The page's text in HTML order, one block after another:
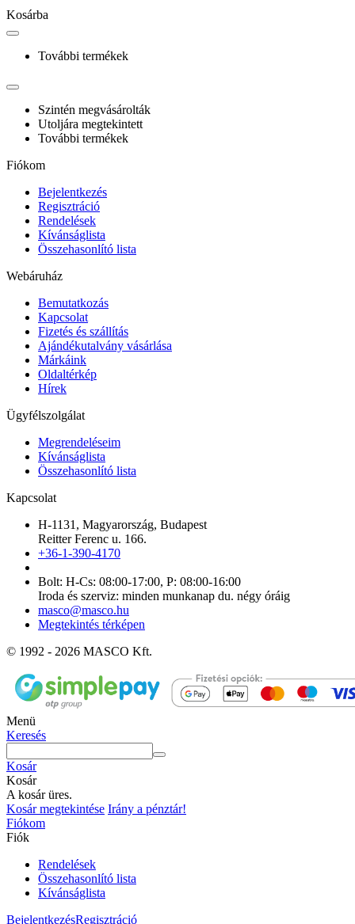
Kosárba
További termékek
Szintén megvásárolták
Utoljára megtekintett
További termékek
Fiókom
Bejelentkezés
Regisztráció
Rendelések
Kívánságlista
Összehasonlító lista
Webáruház
Bemutatkozás
Kapcsolat
Fizetés és szállítás
Ajándékutalvány vásárlása
Márkáink
Oldaltérkép
Hírek
Ügyfélszolgálat
Megrendeléseim
Kívánságlista
Összehasonlító lista
Kapcsolat
H-1131, Magyarország, Budapest
Reitter Ferenc u. 166.
+36-1-390-4170
Bolt: H-Cs: 08:00-17:00, P: 08:00-16:00
Iroda és szerviz: minden munkanap du. négy óráig
masco@masco.hu
Megtekintés térképen
© 1992 - 2026 MASCO Kft.
Menü
Keresés
Kosár
Kosár
A kosár üres.
Kosár megtekintése Irány a pénztár!
Fiókom
Fiók
Rendelések
Összehasonlító lista
Kívánságlista
BejelentkezésRegisztráció